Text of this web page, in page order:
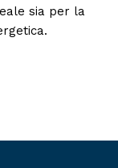
sia per la